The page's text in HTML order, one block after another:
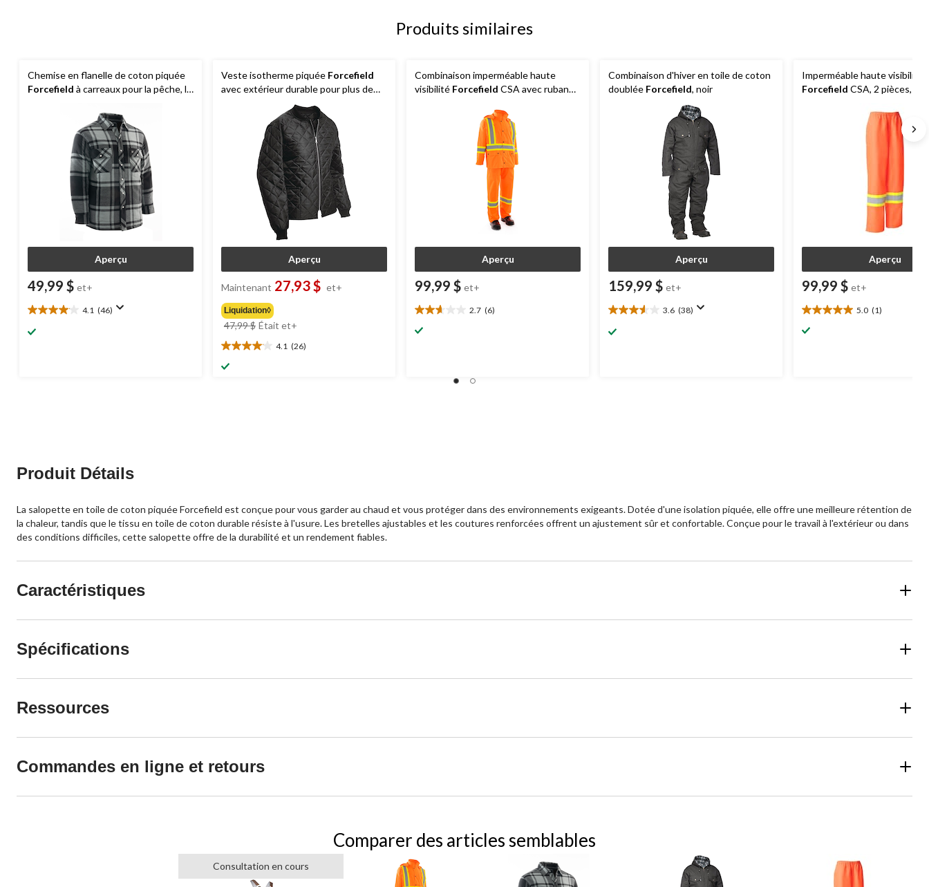
Produits similaires
Chemise en flanelle de coton piquée
Forcefield à carreaux pour la pêche, la
Aperçu
49,99 $ et+
4.1 (46)
4.1
étoile(s)
Veste isotherme piquée Forcefield
avec extérieur durable pour plus de
Aperçu
Maintenant 27,93 $ et+
Liquidation◊
47,99 $ Était et+
à
4.1 (26)
4.1
étoile(s)
Combinaison imperméable haute
visibilité Forcefield CSA avec ruban
Aperçu
99,99 $ et+
2.7 (6)
2.7
étoile(s)
évaluations
Combinaison d'hiver en toile de coton
doublée Forcefield, noir
Aperçu
159,99 $ et+
3.6 (38)
3.6
étoile(s)
Imperméable haute visibilité
Forcefield CSA, 2 pièces,
Aperçu
99,99 $ et+
5.0 (1)
5.0
étoile(s)
Produit Détails
La salopette en toile de coton piquée Forcefield est conçue pour vous garder au chaud et vous protéger dans des environnements exigeants. Dotée d'une isolation piquée, elle offre une meilleure rétention de
la chaleur, tandis que le tissu en toile de coton durable résiste à l'usure. Les bretelles ajustables et les coutures renforcées offrent un ajustement sûr et confortable. Conçue pour le travail à l'extérieur ou dans
des conditions difficiles, cette salopette offre de la durabilité et un rendement fiables.
Caractéristiques
Spécifications
Ressources
Commandes en ligne et retours
Comparer des articles semblables
Consultation en cours